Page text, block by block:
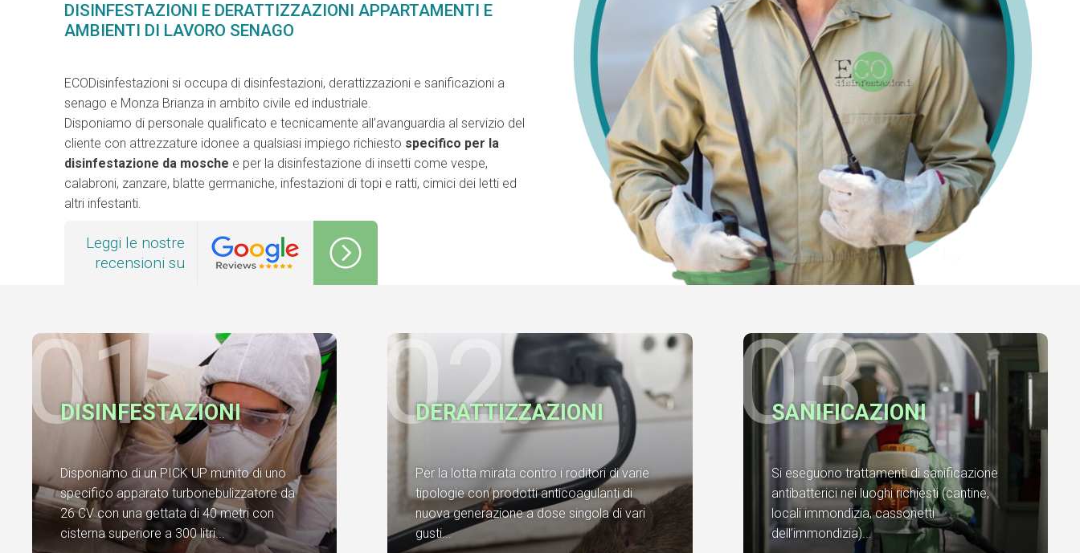
DISINFESTAZIONI E DERATTIZZAZIONI APPARTAMENTI E
AMBIENTI DI LAVORO SENAGO
ECODisinfestazioni si occupa di disinfestazioni, derattizzazioni e sanificazioni a
senago e Monza Brianza in ambito civile ed industriale.
Disponiamo di personale qualificato e tecnicamente all’avanguardia al servizio del
cliente con attrezzature idonee a qualsiasi impiego richiesto specifico per la
disinfestazione da mosche e per la disinfestazione di insetti come vespe,
calabroni, zanzare, blatte germaniche, infestazioni di topi e ratti, cimici dei letti ed
altri infestanti.
Leggi le nostre
recensioni su
01.
DISINFESTAZIONI
Disponiamo di un PICK UP munito di uno
specifico apparato turbonebulizzatore da
26 CV con una gettata di 40 metri con
cisterna superiore a 300 litri...
02.
DERATTIZZAZIONI
Per la lotta mirata contro i roditori di varie
tipologie con prodotti anticoagulanti di
nuova generazione a dose singola di vari
gusti...
03.
SANIFICAZIONI
Si eseguono trattamenti di sanificazione
antibatterici nei luoghi richiesti (cantine,
locali immondizia, cassonetti
dell’immondizia)...